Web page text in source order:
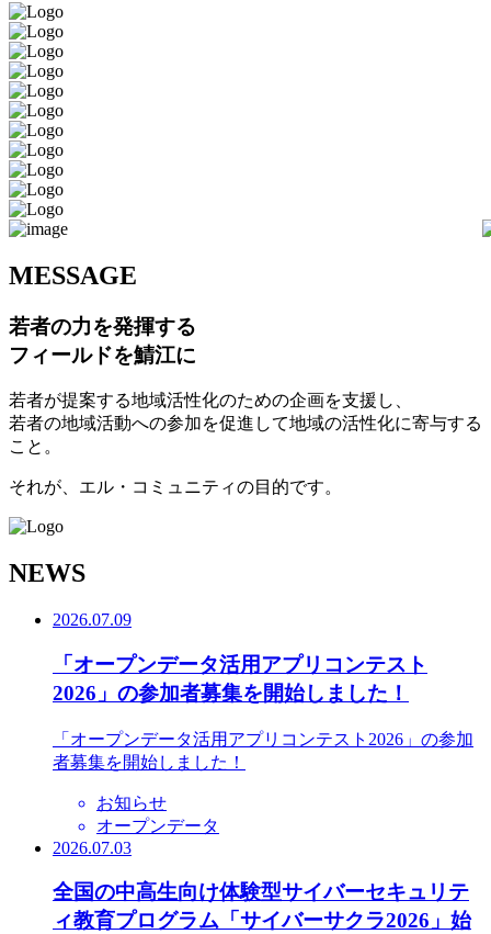
MESSAGE
若者の力を発揮する
フィールドを鯖江に
若者が提案する地域活性化のための企画を支援し、
若者の地域活動への参加を促進して地域の活性化に寄与する
こと。
それが、エル・コミュニティの目的です。
NEWS
2026.07.09
「オープンデータ活用アプリコンテスト
2026」の参加者募集を開始しました！
「オープンデータ活用アプリコンテスト2026」の参加
者募集を開始しました！
お知らせ
オープンデータ
2026.07.03
全国の中高生向け体験型サイバーセキュリテ
ィ教育プログラム「サイバーサクラ2026」始